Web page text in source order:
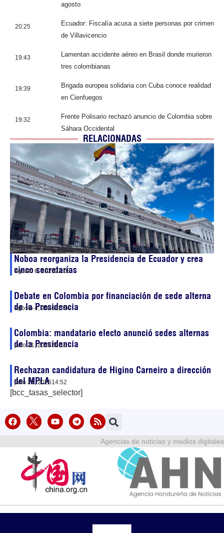
agosto
20:25
Ecuador: Fiscalía acusa a siete personas por crimen
de Villavicencio
19:43
Lamentan accidente aéreo en Brasil donde murieron
tres colombianas
19:39
Brigada europea solidaria con Cuba conoce realidad
en Cienfuegos
19:32
Frente Polisario rechazó anuncio de Colombia sobre
Sáhara Occidental
RELACIONADAS
Noboa reorganiza la Presidencia de Ecuador y crea
cinco secretarías
agosto 6, 202621:05
Debate en Colombia por financiación de sede alterna
de la Presidencia
agosto 4, 202611:04
Colombia: mandatario electo anunció sedes alternas
de la Presidencia
julio 21, 202620:16
Rechazan candidatura de Higino Carneiro a dirección
del MPLA
julio 21, 202614:52
[bcc_tasas_selector]
Agencias de noticias y medios digitales